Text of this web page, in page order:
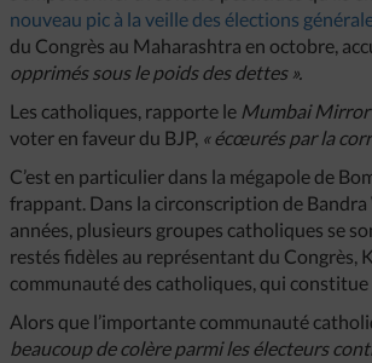
nouveau pic à la veille des élections
du Congrès au Maharashtra en octobre,
opprimés sous le poids des dettes ».
Les catholiques, rapporte le Mumbai Mirror
voter en faveur du BJP, « écœurés par la
C’est en particulier dans la mégapole de
frappant. Dans la circonscription de
années, plusieurs groupes catholiques se
restés fidèles au représentant du Congrès,
communauté des catholiques, qui
Alors que l’importante communauté
beaucoup de colère parmi les électeurs